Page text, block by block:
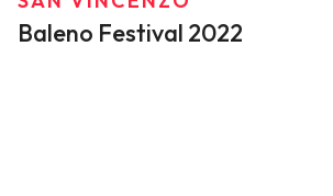
Baleno Festival 2022